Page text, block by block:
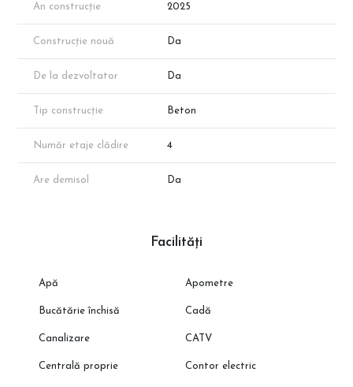
An construcție 2025
Construcție nouă Da
De la dezvoltator Da
Tip construcție Beton
Număr etaje clădire 4
Are demisol Da
Facilități
Apă Apometre
Bucătărie închisă Cadă
Canalizare CATV
Centrală proprie Contor electric